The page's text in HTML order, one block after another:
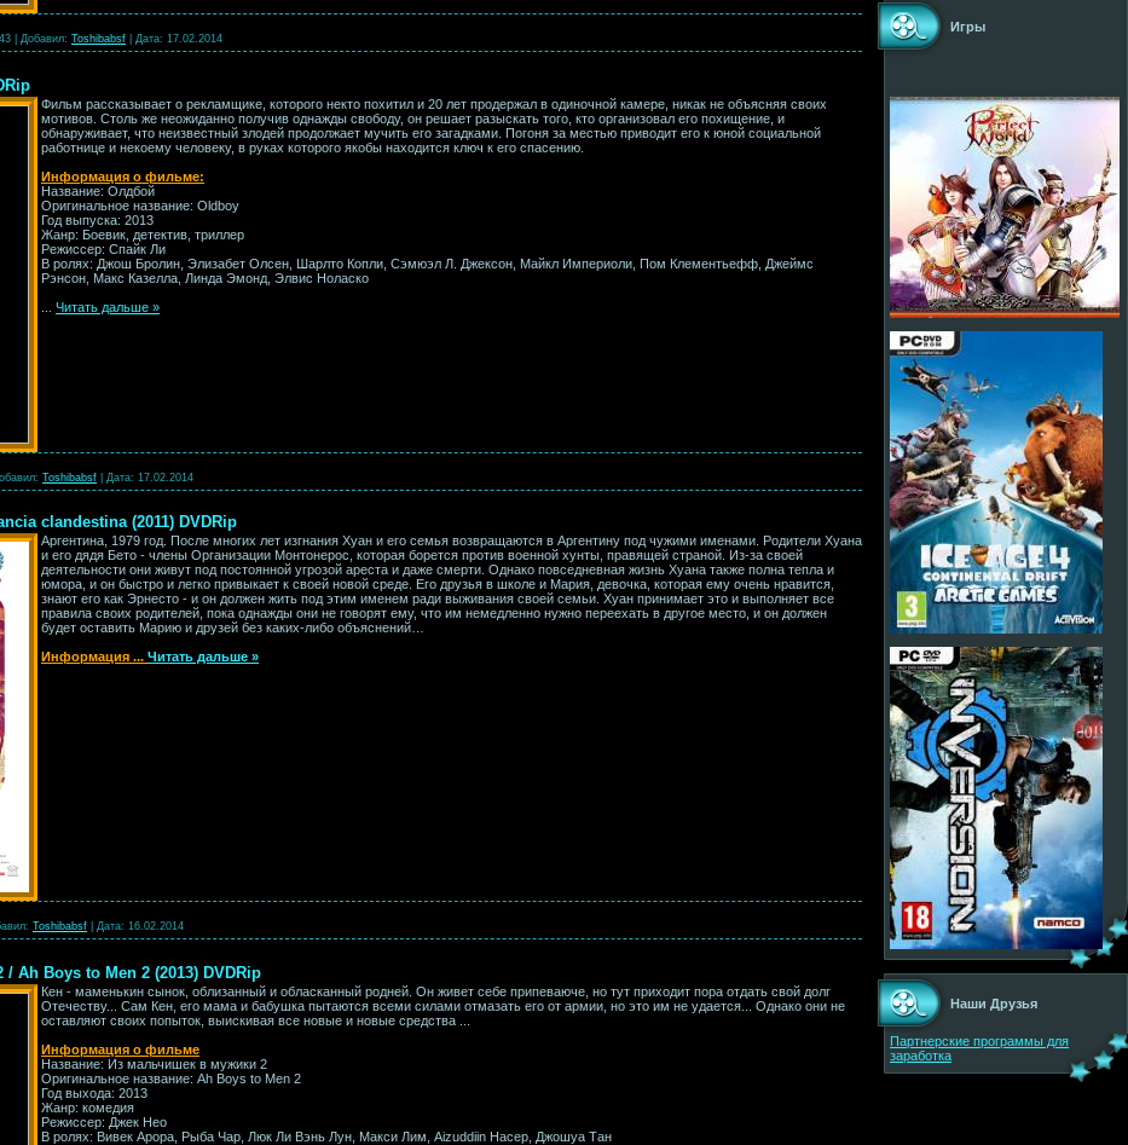
Добавил: Toshibabsf Дата: 17.02.2014
Фильм рассказывает о рекламщике, которого некто похитил и 20 лет продержал в одиночной камере, никак не объясняя своих
мотивов. Столь же неожиданно получив однажды свободу, он решает разыскать того, кто организовал его похищение, и
обнаруживает, что неизвестный злодей продолжает мучить его загадками. Погоня за местью приводит его к юной социальной
работнице и некоему человеку, в руках которого якобы находится ключ к его спасению.
Информация о фильме:
Название: Олдбой
Оригинальное название: Oldboy
Год выпуска: 2013
Жанр: Боевик, детектив, триллер
Режиссер: Спайк Ли
В ролях: Джош Бролин, Элизабет Олсен, Шарлто Копли, Сэмюэл Л. Джексон, Майкл Империоли, Пом Клементьефф, Джеймс
Рэнсон, Макс Казелла, Линда Эмонд, Элвис Ноласко
Читать дальше »
Toshibabsf Дата: 17.02.2014
clandestina (2011) DVDRip
Аргентина, 1979 год. После многих лет изгнания Хуан и его семья возвращаются в Аргентину под чужими именами. Родители Хуана
и его дядя Бето - члены Организации Монтонерос, которая борется против военной хунты, правящей страной. Из-за своей
деятельности они живут под постоянной угрозой ареста и даже смерти. Однако повседневная жизнь Хуана также полна тепла и
юмора, и он быстро и легко привыкает к своей новой среде. Его друзья в школе и Мария, девочка, которая ему очень нравится,
знают его как Эрнесто - и он должен жить под этим именем ради выживания своей семьи. Хуан принимает это и выполняет все
правила своих родителей, пока однажды они не говорят ему, что им немедленно нужно переехать в другое место, и он должен
будет оставить Марию и друзей без каких-либо объяснений…
Информация ... Читать дальше »
Toshibabsf Дата: 16.02.2014
Ah Boys to Men 2 (2013) DVDRip
Кен - маменькин сынок, облизанный и обласканный родней. Он живет себе припеваюче, но тут приходит пора отдать свой долг
Отечеству... Сам Кен, его мама и бабушка пытаются всеми силами отмазать его от армии, но это им не удается... Однако они не
оставляют своих попыток, выискивая все новые и новые средства ...
Информация о фильме
Название: Из мальчишек в мужики 2
Оригинальное название: Ah Boys to Men 2
Год выхода: 2013
Жанр: комедия
Режиссер: Джек Нео
В ролях: Вивек Арора, Рыба Чар, Люк Ли Вэнь Лун, Макси Лим, Aizuddiin Насер, Джошуа Тан
Игры
Наши Друзья
Партнерские программы для
заработка